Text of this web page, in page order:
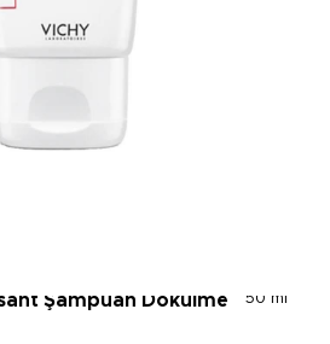
50 ml
Şampuan Dökülme